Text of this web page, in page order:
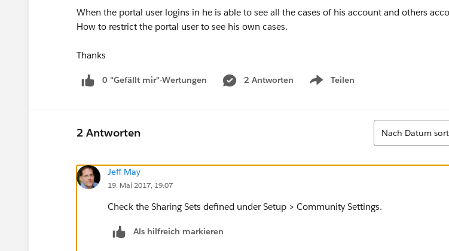
When the portal user logins in he is able to see all the cases of his account and others
How to restrict the portal user to see his own cases.
Thanks
0 "Gefällt mir"-Wertungen 2 Antworten Teilen
Show menu
2 Antworten
Sortieren
Nach Datum
Jeff May
19. Mai 2017, 19:07
Check the Sharing Sets defined under Setup > Community Settings.
Als hilfreich markieren